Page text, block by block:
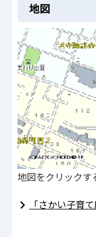
地図
地図をクリックす
「さかい子育